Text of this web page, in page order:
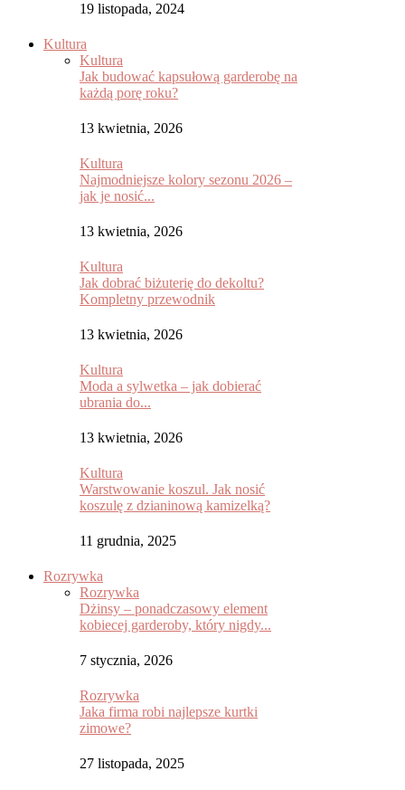
19 listopada, 2024
Kultura
Kultura
Jak budować kapsułową garderobę na
każdą porę roku?
13 kwietnia, 2026
Kultura
Najmodniejsze kolory sezonu 2026 –
jak je nosić...
13 kwietnia, 2026
Kultura
Jak dobrać biżuterię do dekoltu?
Kompletny przewodnik
13 kwietnia, 2026
Kultura
Moda a sylwetka – jak dobierać
ubrania do...
13 kwietnia, 2026
Kultura
Warstwowanie koszul. Jak nosić
koszulę z dzianinową kamizelką?
11 grudnia, 2025
Rozrywka
Rozrywka
Dżinsy – ponadczasowy element
kobiecej garderoby, który nigdy...
7 stycznia, 2026
Rozrywka
Jaka firma robi najlepsze kurtki
zimowe?
27 listopada, 2025